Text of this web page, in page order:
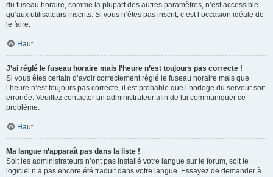
du fuseau horaire, comme la plupart des autres paramètres, n’est accessible
qu’aux utilisateurs inscrits. Si vous n’êtes pas inscrit, c’est l’occasion idéale de
le faire.
Haut
J’ai réglé le fuseau horaire mais l’heure n’est toujours pas correcte !
Si vous êtes certain d’avoir correctement réglé le fuseau horaire mais que
l’heure n’est toujours pas correcte, il est probable que l’horloge du serveur soit
erronée. Veuillez contacter un administrateur afin de lui communiquer ce
problème.
Haut
Ma langue n’apparaît pas dans la liste !
Soit les administrateurs n’ont pas installé votre langue sur le forum, soit le
logiciel n’a pas encore été traduit dans votre langue. Essayez de demander à